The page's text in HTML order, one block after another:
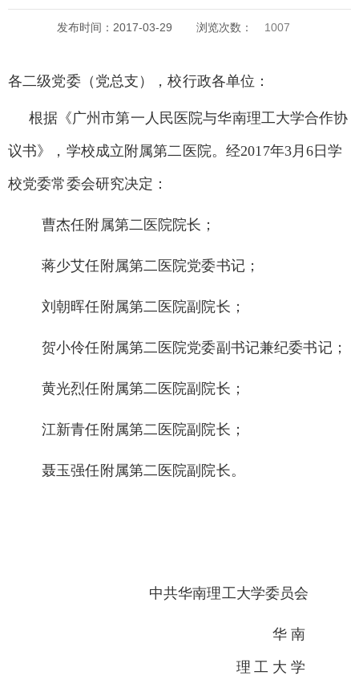
发布时间：2017-03-29 浏览次数： 1007
各二级党委（党总支），校行政各单位：
根据《广州市第一人民医院与华南理工大学合作协
议书》，学校成立附属第二医院。经2017年3月6 日学
校党委常委会研究决定：
曹杰任附属第二医院院长；
蒋少艾任附属第二医院党委书记；
刘朝晖任附属第二医院副院长；
贺小伶任附属第二医院党委副书记兼纪委书记；
黄光烈任附属第二医院副院长；
江新青任附属第二医院副院长；
聂玉强任附属第二医院副院长。
中共华南理工大学委员会
华南
理工大学